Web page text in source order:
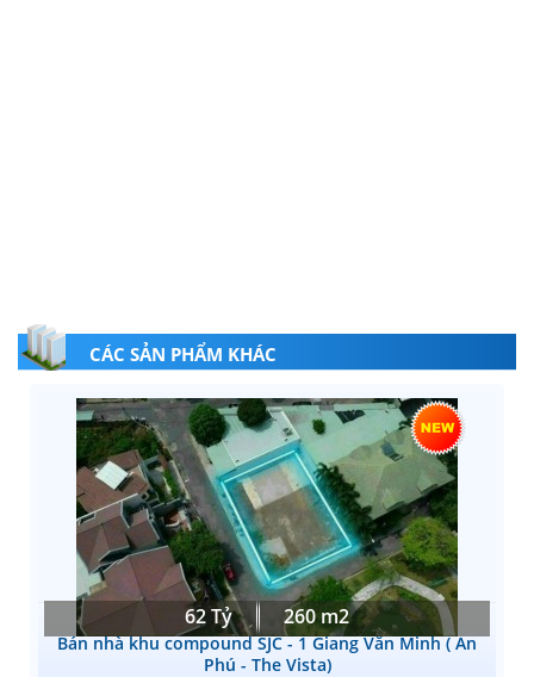
CÁC SẢN PHẨM KHÁC
62 Tỷ 260 m2
Bán nhà khu compound SJC - 1 Giang Văn Minh ( An
Phú - The Vista)